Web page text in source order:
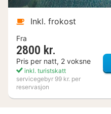
Inkl. frokost
Fra
2800 kr.
Pris per natt, 2 voksne
inkl. turistskatt
servicegebyr 99 kr. per
reservasjon